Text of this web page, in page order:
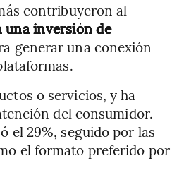
contribuyeron al
una inversión de
generar una conexión
o servicios, y ha
del consumidor.
el 29%, seguido por las
el formato preferido por